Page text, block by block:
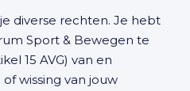
diverse rechten. Je hebt
Sport & Bewegen te
15 AVG) van en
of wissing van jouw